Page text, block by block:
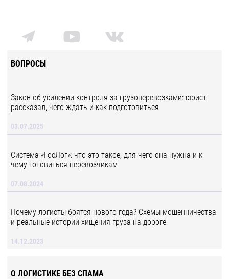
ВОПРОСЫ
Закон об усилении контроля за грузоперевозками: юрист
рассказал, чего ждать и как подготовиться
03.07.2025
Система «ГосЛог»: что это такое, для чего она нужна и к
чему готовиться перевозчикам
07.08.2024
Почему логисты боятся нового года? Схемы мошенничества
и реальные истории хищения груза на дороге
14.12.2023
О ЛОГИСТИКЕ БЕЗ СПАМА